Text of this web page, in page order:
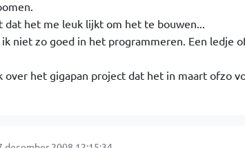
dat het me leuk lijkt om het te bouwen...
niet zo goed in het programmeren. Een ledje
over het gigapan project dat het in maart ofzo